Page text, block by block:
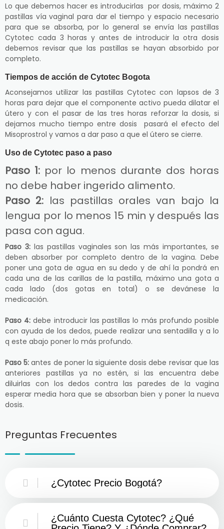
Lo que debemos hacer es introducirlas por dosis, máximo 2
pastillas vía vaginal para dar el tiempo y espacio necesario
para que se absorba, por lo general se envía las pastillas
Cytotec cada 3 horas y antes de introducir la otra dosis
debemos revisar que las pastillas se hayan absorbido por
completo.
Tiempos de acción de Cytotec Bogota
Aconsejamos utilizar las pastillas Cytotec con lapsos de 3
horas para dejar que el componente activo pueda dilatar el
útero y con el pasar de las tres horas reforzar la dosis, si
dejamos mucho tiempo entre dosis pasará el efecto del
Misoprostrol y vamos a dar paso a que el útero se cierre.
Uso de Cytotec paso a paso
Paso 1: por lo menos durante dos horas
no debe haber ingerido alimento.
Paso 2: las pastillas orales van bajo la
lengua por lo menos 15 min y después las
pasa con agua.
Paso 3:las pastillas vaginales son las más importantes, se
deben absorber por completo dentro de la vagina. Debe
poner una gota de agua en su dedo y de ahí la pondrá en
cada una de las carillas de la pastilla, máximo una gota a
cada lado (dos gotas en total) o se devánese la
medicación.
Paso 4: debe introducir las pastillas lo más profundo posible
con ayuda de los dedos, puede realizar una sentadilla y a lo
q este abajo poner lo más profundo.
Paso 5: antes de poner la siguiente dosis debe revisar que las
anteriores pastillas ya no estén, si las encuentra debe
diluirlas con los dedos contra las paredes de la vagina
esperar media hora que se absorban bien y poner la nueva
dosis.
Preguntas Frecuentes
¿Cytotec Precio Bogotá?
¿Cuánto Cuesta Cytotec? ¿Qué